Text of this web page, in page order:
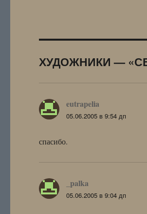
ХУДОЖНИКИ —
eutrapelia
05.06.2005 в 9:54 дп
спасибо.
_palka
05.06.2005 в 9:04 дп